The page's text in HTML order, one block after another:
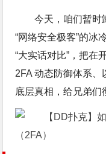
今天，咱们暂时
“网络安全极客”的冰
“大实话对比”，把在
2FA 动态防御体系
底层真相，给兄弟们